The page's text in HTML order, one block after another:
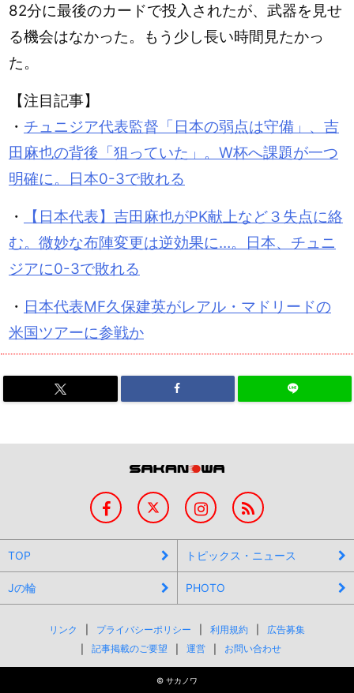
82分に最後のカードで投入されたが、武器を見せ
る機会はなかった。もう少し長い時間見たかっ
た。
【注目記事】
・ チュニジア代表監督「日本の弱点は守備」、吉
田麻也の背後「狙っていた」。W杯へ課題が一つ
明確に。日本0-3で敗れる
・
【日本代表】吉田麻也がPK献上など３失点に絡
む。微妙な布陣変更は逆効果に…。日本、チュニ
ジアに0-3で敗れる
・ 日本代表MF久保建英がレアル・マドリードの
米国ツアーに参戦か
TOP トピックス・ニュース
Jの輪 PHOTO
リンク プライバシーポリシー 利用規約
広告募集
記事掲載のご要望
運営 お問い合わせ
© サカノワ